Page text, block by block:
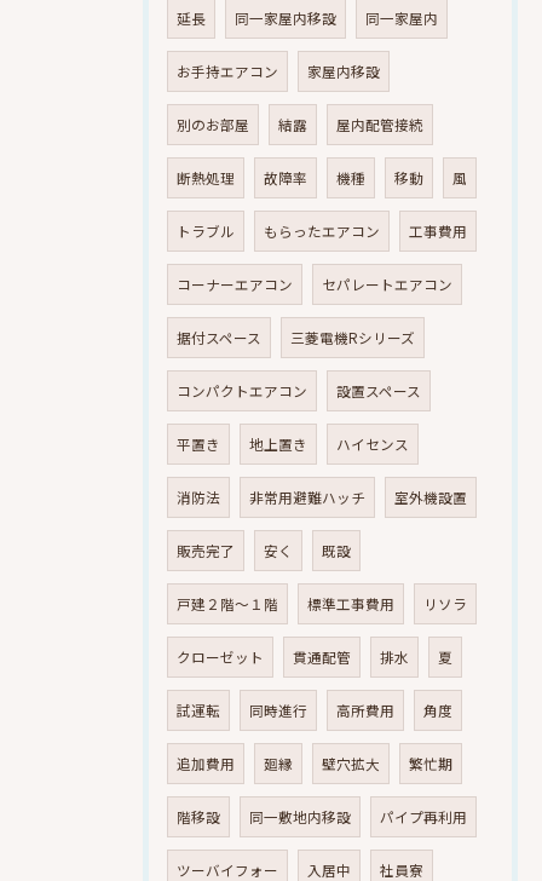
延長 同一家屋内移設 同一家屋内
お手持エアコン 家屋内移設
別のお部屋 結露 屋内配管接続
断熱処理 故障率 機種 移動 風
トラブル もらったエアコン 工事費用
コーナーエアコン セパレートエアコン
据付スペース 三菱電機Rシリーズ
コンパクトエアコン 設置スペース
平置き 地上置き ハイセンス
消防法 非常用避難ハッチ 室外機設置
販売完了 安く 既設
戸建２階～１階 標準工事費用 リソラ
クローゼット 貫通配管 排水 夏
試運転 同時進行 高所費用 角度
追加費用 廻縁 壁穴拡大 繁忙期
階移設 同一敷地内移設 パイプ再利用
ツーバイフォー 入居中 社員寮